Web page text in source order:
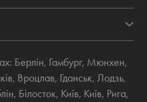
Берлін, Гамбург, Мюнхен,
, Вроцлав, Гданськ, Лодзь,
, Білосток, Київ, Київ, Рига,